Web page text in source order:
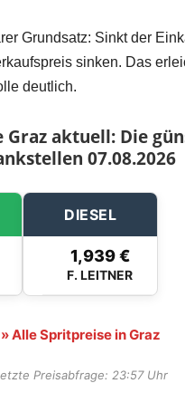
Grundsatz: Sinkt der
sinken. Das
deutlich.
Graz aktuell: Die
07.08.2026
DIESEL
1,939 €
F. LEITNER
» Alle Spritpreise in Graz
Preisabfrage: 23:57 Uhr